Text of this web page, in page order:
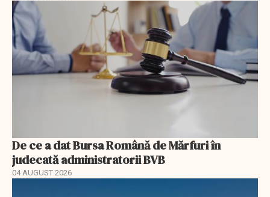
De ce a dat Bursa Română de Mărfuri în
judecată administratorii BVB
04 AUGUST 2026